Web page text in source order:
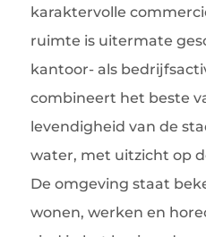
karaktervolle
ruimte is uitermate
kantoor- als
combineert het beste
levendigheid van de
water, met uitzicht op
De omgeving staat
wonen, werken en